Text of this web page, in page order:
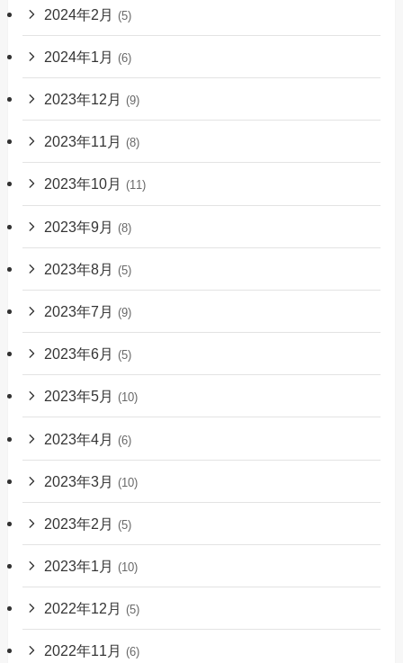
2024年2月 (5)
2024年1月 (6)
2023年12月 (9)
2023年11月 (8)
2023年10月 (11)
2023年9月 (8)
2023年8月 (5)
2023年7月 (9)
2023年6月 (5)
2023年5月 (10)
2023年4月 (6)
2023年3月 (10)
2023年2月 (5)
2023年1月 (10)
2022年12月 (5)
2022年11月 (6)